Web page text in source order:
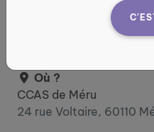
Du 1 octobre au 17
Où ?
CCAS de Méru
24 rue Voltaire, 60110